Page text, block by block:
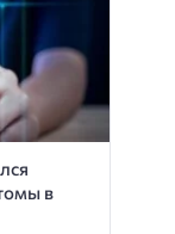
в